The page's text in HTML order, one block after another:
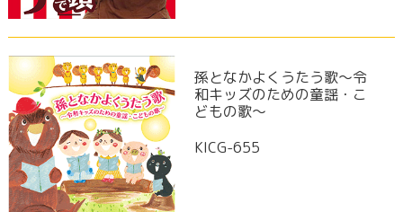
孫となかよくうたう歌～令
和キッズのための童謡・こ
どもの歌～
KICG-655